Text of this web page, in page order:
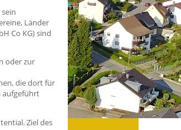
Länder
Co KG) sind
oder zur
die dort für
aufgeführt
Ziel des